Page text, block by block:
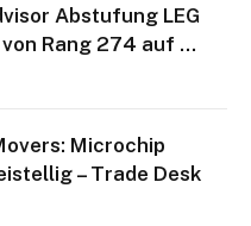
Abstufung LEG
von Rang 274 auf …
Microchip
– Trade Desk